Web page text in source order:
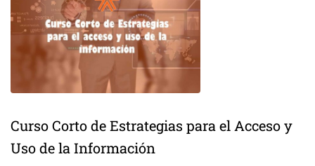
Curso Corto de Estrategias para el Acceso y
Uso de la Información